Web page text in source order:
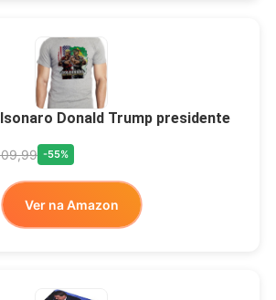
Donald Trump presidente
-55%
Ver na Amazon